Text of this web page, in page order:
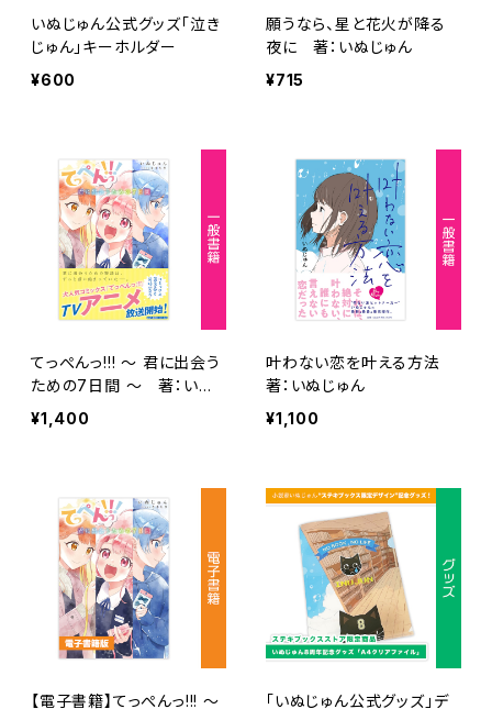
いぬじゅん公式グッズ「泣き
じゅん」キーホルダー
¥600
願うなら、星と花火が降る
夜に 著：いぬじゅん
¥715
てっぺんっ!!! ～ 君に出会う
ための7日間 ～ 著：いぬ
じゅん
¥1,400
叶わない恋を叶える方法
著：いぬじゅん
¥1,100
【電子書籍】てっぺんっ!!! ～ 「いぬじゅん公式グッズ」デ